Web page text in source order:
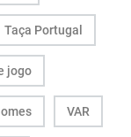
Taça Portugal
jogo
VAR